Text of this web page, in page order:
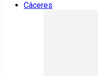
Cáceres